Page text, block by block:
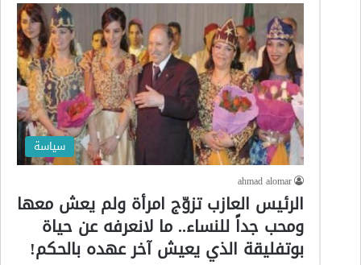
سياسة
ahmad alomar
الرئيس العازب تزوّج امرأة ولم يعش معها
ومحب جداً للنساء.. ما لانعرفه عن حياة
بوتفليقة الذي يعيش آخر عهده بالحكم!